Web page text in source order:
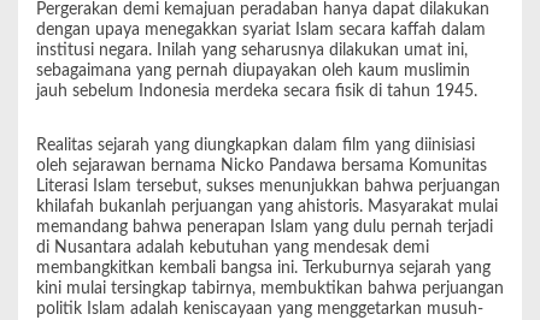
Pergerakan demi kemajuan peradaban hanya dapat dilakukan
dengan upaya menegakkan syariat Islam secara kaffah dalam
institusi negara. Inilah yang seharusnya dilakukan umat ini,
sebagaimana yang pernah diupayakan oleh kaum muslimin
jauh sebelum Indonesia merdeka secara fisik di tahun 1945.
Realitas sejarah yang diungkapkan dalam film yang diinisiasi
oleh sejarawan bernama Nicko Pandawa bersama Komunitas
Literasi Islam tersebut, sukses menunjukkan bahwa perjuangan
khilafah bukanlah perjuangan yang ahistoris. Masyarakat mulai
memandang bahwa penerapan Islam yang dulu pernah terjadi
di Nusantara adalah kebutuhan yang mendesak demi
membangkitkan kembali bangsa ini. Terkuburnya sejarah yang
kini mulai tersingkap tabirnya, membuktikan bahwa perjuangan
politik Islam adalah keniscayaan yang menggetarkan musuh-